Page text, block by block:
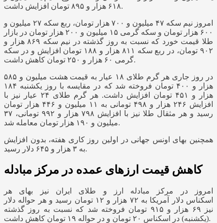
۶۱۸ هزار و ۸۹۵ تومان افزایش داشت.
امروز نیم سکه ۴۷ میلیون و ۷۰۰ هزار تومان، ربع سکه ۲۷ میلیون و
۶۰۰ هزار تومان و سکه گرمی ۱۵ میلیون و ۲۰۰ هزار تومان در بازار
طلا قیمت خورد که نسبت به روز گذشته در نیم سکه ۸۶۹ هزار و
۹۰۲ تومان، در ربع سکه ۸۱۱ هزار و ۱۸۸ تومان افزایش و در سکه
گرمی ۶۰ هزار و ۲۵۰ تومان کاهش داشت.
در روز جاری هر گرم طلای ۱۸ عیار به قیمت هشت میلیون و ۵۸۵
هزار و ۴۰۰ تومان فروخته شد که در مقایسه با روز یکشنبه ۱۸۴
هزار و ۴۵۱ تومان افزایش داشت. هر گرم طلای ۲۴ عیار نیز با
افزایش ۲۴۶ هزار و ۴۹۸ تومانی به ۱۱ میلیون و ۴۴۶ هزار تومان
رسید و هر مثقال طلا نیز با افزایش ۷۹۸ هزار و ۹۹۲ تومانی، ۳۷
میلیون و ۱۹۰ هزار تومان معامله شد.
همچنین بهای اونس جهانی در اولین روز کاری هفته، بدون افزایش
به ۳ هزار و ۶۴۵ دلار رسید.
کاهش قیمت ارزهای عمده در مرکز مبادله
امروز در مرکز مبادله ارز و طلای ایران نیز بهای هر
اسکناس دلار آمریکا به ۷۲ هزار و ۱۲ تومان رسید و هر حواله دلار
نیز ۶۹ هزار و ۹۱۵ تومان فروخته شد که نسبت به روز گذشته
(یکشنبه) در اسکناس ۲۰ تومان و در حواله ۱۹ تومان کاهش داشت.